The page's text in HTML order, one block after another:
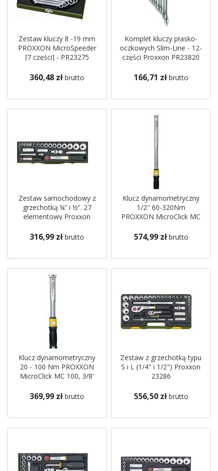
Zestaw kluczy 8 -19 mm
PROXXON MicroSpeeder
[7 części] - PR23275
360,48 zł brutto
Komplet kluczy płasko-
oczkowych Slim-Line - 12-
części Proxxon PR23820
166,71 zł brutto
Zestaw samochodowy z
grzechotką ¼” i ½”. 27
elementowy Proxxon
316,99 zł brutto
Klucz dynamometryczny
1/2'' 60-320Nm
PROXXON MicroClick MC
574,99 zł brutto
Klucz dynamometryczny
20 - 100 Nm PROXXON
MicroClick MC 100, 3/8'
369,99 zł brutto
Zestaw z grzechotką typu
S i L (1/4" i 1/2") Proxxon
23286
556,50 zł brutto